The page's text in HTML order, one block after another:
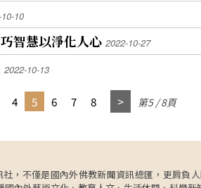
10
智慧以淨化人心 2022-10-27
2022-10-13
4 5 6 7 8 第5 / 8頁
，不僅是國內外佛教新聞資訊總匯，更肩負